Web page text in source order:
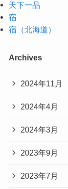
天下一品
宿
宿（北海道）
Archives
2024年11月
2024年4月
2024年3月
2023年9月
2023年7月